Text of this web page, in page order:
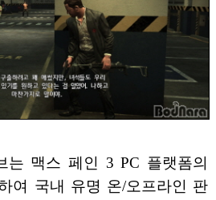
는 맥스 페인 3 PC 플랫폼의
여 국내 유명 온/오프라인 판